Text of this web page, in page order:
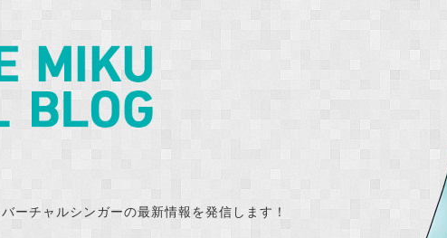
ーチャルシンガーの最新情報を発信します！